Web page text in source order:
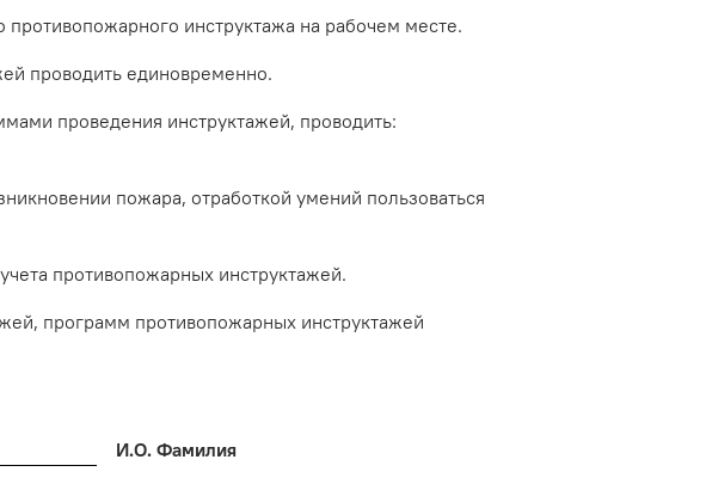
инструктажа на рабочем месте.
проводить единовременно.
проведения инструктажей, проводить:
пожара, отработкой умений пользоваться
противопожарных инструктажей.
программ противопожарных инструктажей
И.О. Фамилия